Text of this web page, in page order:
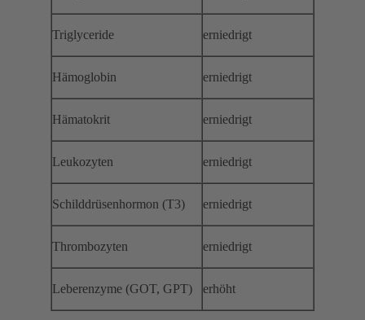
Triglyceride erniedrigt
Hämoglobin erniedrigt
Hämatokrit erniedrigt
Leukozyten erniedrigt
Schilddrüsenhormon (T3) erniedrigt
Thrombozyten erniedrigt
Leberenzyme (GOT, GPT) erhöht